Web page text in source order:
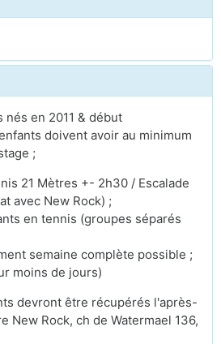
en 2011 & début
doivent avoir au minimum
;
21 Mètres +- 2h30 / Escalade
avec New Rock) ;
en tennis (groupes séparés
semaine complète possible ;
moins de jours)
devront être récupérés l'après-
New Rock, ch de Watermael 136,